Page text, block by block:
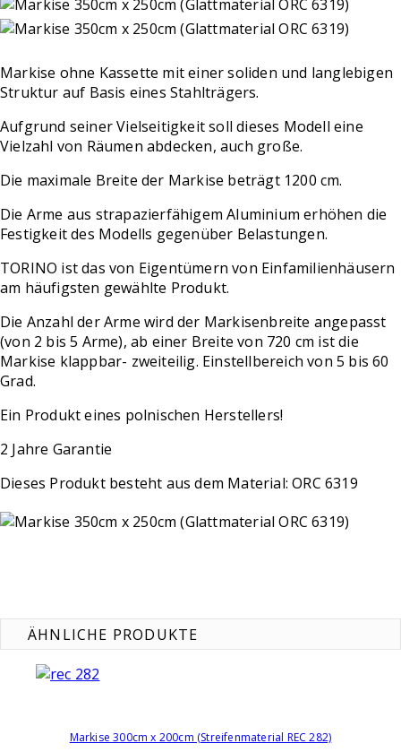
Markise ohne Kassette mit einer soliden und langlebigen
Struktur auf Basis eines Stahlträgers.
Aufgrund seiner Vielseitigkeit soll dieses Modell eine
Vielzahl von Räumen abdecken, auch große.
Die maximale Breite der Markise beträgt 1200 cm.
Die Arme aus strapazierfähigem Aluminium erhöhen die
Festigkeit des Modells gegenüber Belastungen.
TORINO ist das von Eigentümern von Einfamilienhäusern
am häufigsten gewählte Produkt.
Die Anzahl der Arme wird der Markisenbreite angepasst
(von 2 bis 5 Arme), ab einer Breite von 720 cm ist die
Markise klappbar- zweiteilig. Einstellbereich von 5 bis 60
Grad.
Ein Produkt eines polnischen Herstellers!
2 Jahre Garantie
Dieses Produkt besteht aus dem Material: ORC 6319
ÄHNLICHE PRODUKTE
Markise 300cm x 200cm (Streifenmaterial REC 282)